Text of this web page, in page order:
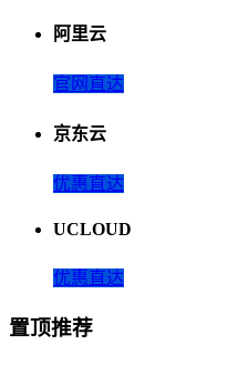
阿里云
官网直达
京东云
优惠直达
UCLOUD
优惠直达
置顶推荐